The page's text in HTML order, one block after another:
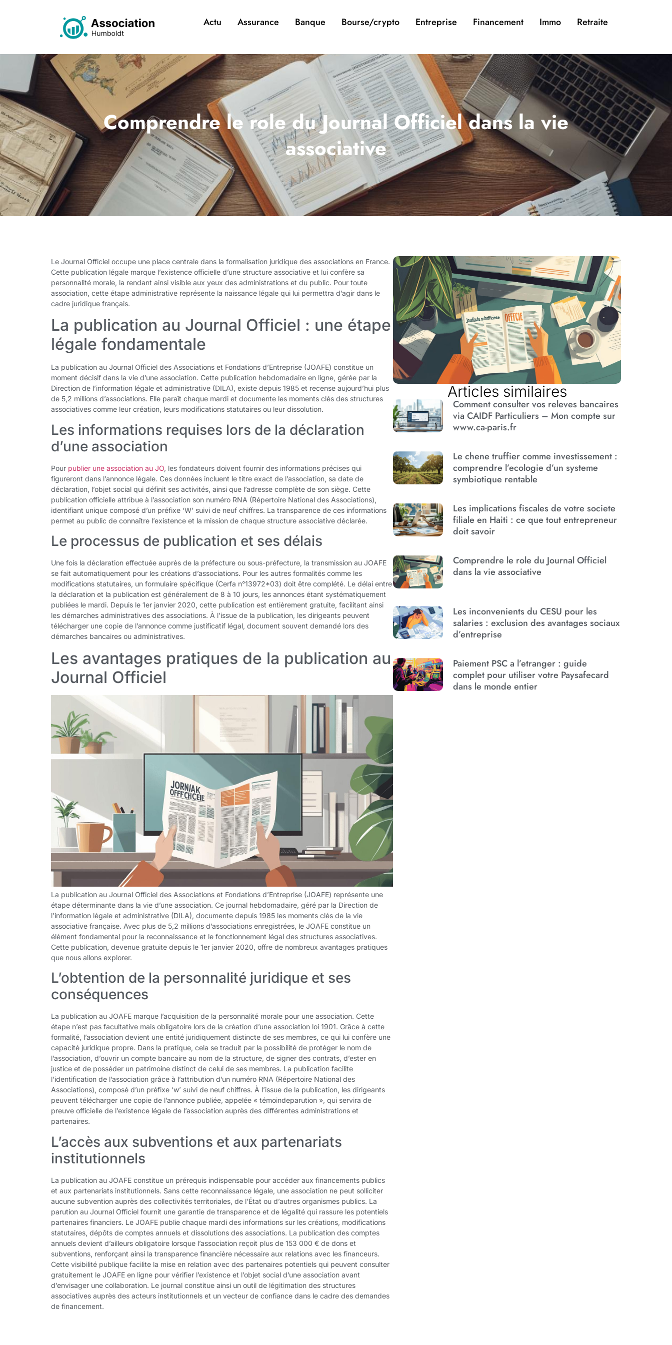
Actu Assurance Banque Bourse/crypto Entreprise Financement Immo Retraite
Comprendre le role du Journal Officiel dans la vie
associative
Le Journal Officiel occupe une place centrale dans la formalisation juridique des associations en France.
Cette publication légale marque l’existence officielle d’une structure associative et lui confère sa
personnalité morale, la rendant ainsi visible aux yeux des administrations et du public. Pour toute
association, cette étape administrative représente la naissance légale qui lui permettra d’agir dans le
cadre juridique français.
La publication au Journal Officiel : une étape
légale fondamentale
La publication au Journal Officiel des Associations et Fondations d’Entreprise (JOAFE) constitue un
moment décisif dans la vie d’une association. Cette publication hebdomadaire en ligne, gérée par la
Direction de l’information légale et administrative (DILA), existe depuis 1985 et recense aujourd’hui plus
de 5,2 millions d’associations. Elle paraît chaque mardi et documente les moments clés des structures
associatives comme leur création, leurs modifications statutaires ou leur dissolution.
Les informations requises lors de la déclaration
d’une association
Pour publier une association au JO, les fondateurs doivent fournir des informations précises qui
figureront dans l’annonce légale. Ces données incluent le titre exact de l’association, sa date de
déclaration, l’objet social qui définit ses activités, ainsi que l’adresse complète de son siège. Cette
publication officielle attribue à l’association son numéro RNA (Répertoire National des Associations),
identifiant unique composé d’un préfixe ‘W’ suivi de neuf chiffres. La transparence de ces informations
permet au public de connaître l’existence et la mission de chaque structure associative déclarée.
Le processus de publication et ses délais
Une fois la déclaration effectuée auprès de la préfecture ou sous-préfecture, la transmission au JOAFE
se fait automatiquement pour les créations d’associations. Pour les autres formalités comme les
modifications statutaires, un formulaire spécifique (Cerfa n°13972*03) doit être complété. Le délai entre
la déclaration et la publication est généralement de 8 à 10 jours, les annonces étant systématiquement
publiées le mardi. Depuis le 1er janvier 2020, cette publication est entièrement gratuite, facilitant ainsi
les démarches administratives des associations. À l’issue de la publication, les dirigeants peuvent
télécharger une copie de l’annonce comme justificatif légal, document souvent demandé lors des
démarches bancaires ou administratives.
Les avantages pratiques de la publication au
Journal Officiel
La publication au Journal Officiel des Associations et Fondations d’Entreprise (JOAFE) représente une
étape déterminante dans la vie d’une association. Ce journal hebdomadaire, géré par la Direction de
l’information légale et administrative (DILA), documente depuis 1985 les moments clés de la vie
associative française. Avec plus de 5,2 millions d’associations enregistrées, le JOAFE constitue un
élément fondamental pour la reconnaissance et le fonctionnement légal des structures associatives.
Cette publication, devenue gratuite depuis le 1er janvier 2020, offre de nombreux avantages pratiques
que nous allons explorer.
L’obtention de la personnalité juridique et ses
conséquences
La publication au JOAFE marque l’acquisition de la personnalité morale pour une association. Cette
étape n’est pas facultative mais obligatoire lors de la création d’une association loi 1901. Grâce à cette
formalité, l’association devient une entité juridiquement distincte de ses membres, ce qui lui confère une
capacité juridique propre. Dans la pratique, cela se traduit par la possibilité de protéger le nom de
l’association, d’ouvrir un compte bancaire au nom de la structure, de signer des contrats, d’ester en
justice et de posséder un patrimoine distinct de celui de ses membres. La publication facilite
l’identification de l’association grâce à l’attribution d’un numéro RNA (Répertoire National des
Associations), composé d’un préfixe ‘w’ suivi de neuf chiffres. À l’issue de la publication, les dirigeants
peuvent télécharger une copie de l’annonce publiée, appelée « témoindeparution », qui servira de
preuve officielle de l’existence légale de l’association auprès des différentes administrations et
partenaires.
L’accès aux subventions et aux partenariats
institutionnels
La publication au JOAFE constitue un prérequis indispensable pour accéder aux financements publics
et aux partenariats institutionnels. Sans cette reconnaissance légale, une association ne peut solliciter
aucune subvention auprès des collectivités territoriales, de l’État ou d’autres organismes publics. La
parution au Journal Officiel fournit une garantie de transparence et de légalité qui rassure les potentiels
partenaires financiers. Le JOAFE publie chaque mardi des informations sur les créations, modifications
statutaires, dépôts de comptes annuels et dissolutions des associations. La publication des comptes
annuels devient d’ailleurs obligatoire lorsque l’association reçoit plus de 153 000 € de dons et
subventions, renforçant ainsi la transparence financière nécessaire aux relations avec les financeurs.
Cette visibilité publique facilite la mise en relation avec des partenaires potentiels qui peuvent consulter
gratuitement le JOAFE en ligne pour vérifier l’existence et l’objet social d’une association avant
d’envisager une collaboration. Le journal constitue ainsi un outil de légitimation des structures
associatives auprès des acteurs institutionnels et un vecteur de confiance dans le cadre des demandes
de financement.
Articles similaires
Comment consulter vos releves bancaires
via CAIDF Particuliers – Mon compte sur
www.ca-paris.fr
Le chene truffier comme investissement :
comprendre l’ecologie d’un systeme
symbiotique rentable
Les implications fiscales de votre societe
filiale en Haiti : ce que tout entrepreneur
doit savoir
Comprendre le role du Journal Officiel
dans la vie associative
Les inconvenients du CESU pour les
salaries : exclusion des avantages sociaux
d’entreprise
Paiement PSC a l’etranger : guide
complet pour utiliser votre Paysafecard
dans le monde entier